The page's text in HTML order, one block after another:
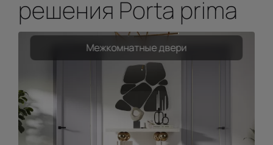
решения Porta prima
Межкомнатные двери